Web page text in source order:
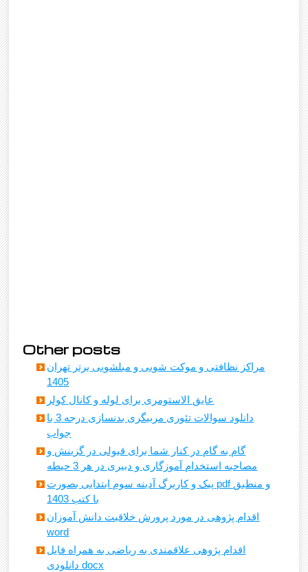
Other posts
مراکز نظافتی و موکت شویی و مبلشویی برتر تهران
1405
عایق الاستومری برای لوله و کانال کولر
دانلود سوالات تئوری مربیگری بدنسازی درجه 3 با
جواب
گام به گام در کنار شما برای قبولی در گزینش و
مصاحبه استخدام آموزگاری و دبیری در هر 3 حیطه
پیک و کاربرگ آدینه سوم ابتدایی بصورت pdf و منطبق
با کتب 1403
اقدام پژوهی در مورد پرورش خلاقیت دانش آموزان
word
اقدام پژوهی علاقمندی به ریاضی به همراه فایل
دانلودی docx